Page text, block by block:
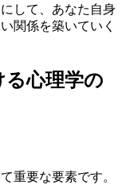
して、あなた自身
関係を築いていく
心理学の
重要な要素です。